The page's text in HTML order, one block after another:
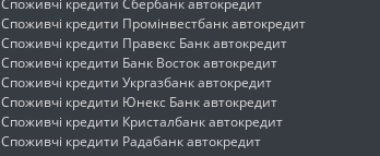
Споживчі кредити Сбербанк автокредит
Споживчі кредити Промінвестбанк автокредит
Споживчі кредити Правекс Банк автокредит
Споживчі кредити Банк Восток автокредит
Споживчі кредити Укргазбанк автокредит
Споживчі кредити Юнекс Банк автокредит
Споживчі кредити Кристалбанк автокредит
Споживчі кредити Радабанк автокредит